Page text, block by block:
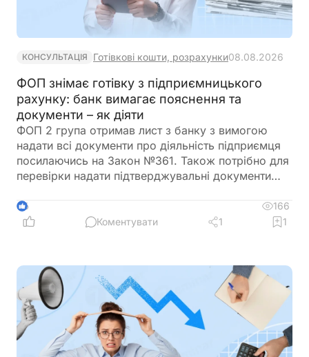
КОНСУЛЬТАЦІЯ Готівкові кошти, розрахунки08.08.2026
ФОП знімає готівку з підприємницького
рахунку: банк вимагає пояснення та
документи – як діяти
ФОП 2 група отримав лист з банку з вимогою
надати всі документи про діяльність підприємця
посилаючись на Закон №361. Також потрібно для
перевірки надати підтверджувальні документи
готівкових коштів (в дозволеному об’ємі
періодично знімаються з поточного рахунку).
банку?
6
166
Коментувати
1 1